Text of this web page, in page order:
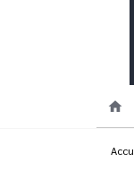
home